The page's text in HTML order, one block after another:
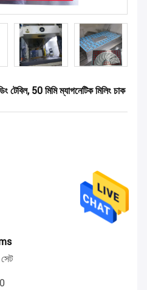
টেবিল, 50 মিমি ম্যাগনেটিক মিলিং চাক